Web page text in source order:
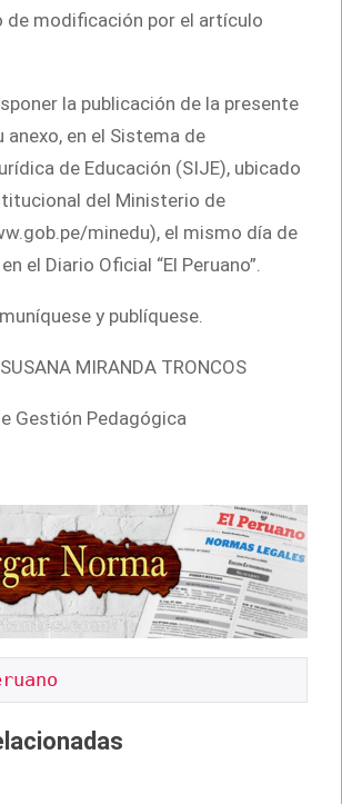
de modificación por el artículo
la publicación de la presente
anexo, en el Sistema de
de Educación (SIJE), ubicado
del Ministerio de
minedu), el mismo día de
el Diario Oficial “El Peruano”.
y publíquese.
MIRANDA TRONCOS
Gestión Pedagógica